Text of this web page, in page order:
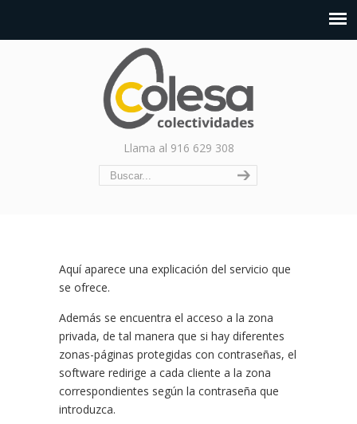
Llama al 916 629 308
Aquí aparece una explicación del servicio que
se ofrece.
Además se encuentra el acceso a la zona
privada, de tal manera que si hay diferentes
zonas-páginas protegidas con contraseñas, el
software redirige a cada cliente a la zona
correspondientes según la contraseña que
introduzca.